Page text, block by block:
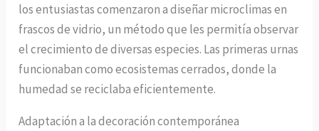
los entusiastas comenzaron a diseñar microclimas en
frascos de vidrio, un método que les permitía observar
el crecimiento de diversas especies. Las primeras urnas
funcionaban como ecosistemas cerrados, donde la
humedad se reciclaba eficientemente.
Adaptación a la decoración contemporánea